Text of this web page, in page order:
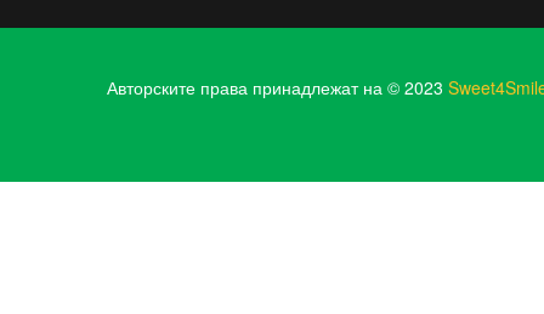
Авторските права принадлежат на © 2023